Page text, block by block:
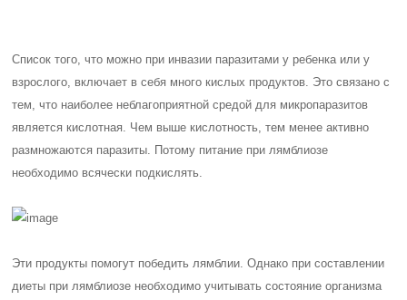
Список того, что можно при инвазии паразитами у ребенка или у
взрослого, включает в себя много кислых продуктов. Это связано с
тем, что наиболее неблагоприятной средой для микропаразитов
является кислотная. Чем выше кислотность, тем менее активно
размножаются паразиты. Потому питание при лямблиозе
необходимо всячески подкислять.
Эти продукты помогут победить лямблии. Однако при составлении
диеты при лямблиозе необходимо учитывать состояние организма